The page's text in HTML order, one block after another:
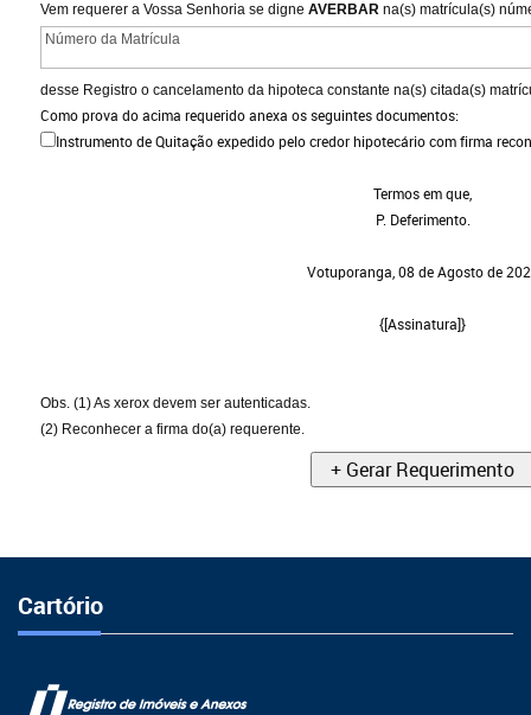
Vem requerer a Vossa Senhoria se digne AVERBAR na(s) matrícula(s)
desse Registro o cancelamento da hipoteca constante na(s) citada(s)
Como prova do acima requerido anexa os seguintes documentos:
Instrumento de Quitação expedido pelo credor hipotecário com firma
Termos em que,
P. Deferimento.
Votuporanga, 08 de Agosto de
{[Assinatura]}
Obs. (1) As xerox devem ser autenticadas.
(2) Reconhecer a firma do(a) requerente.
+ Gerar Requerimento
Cartório